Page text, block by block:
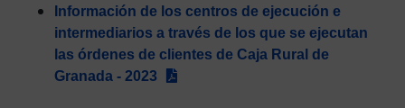
Información de los centros de ejecución e
intermediarios a través de los que se ejecutan
las órdenes de clientes de Caja Rural de
Granada - 2023